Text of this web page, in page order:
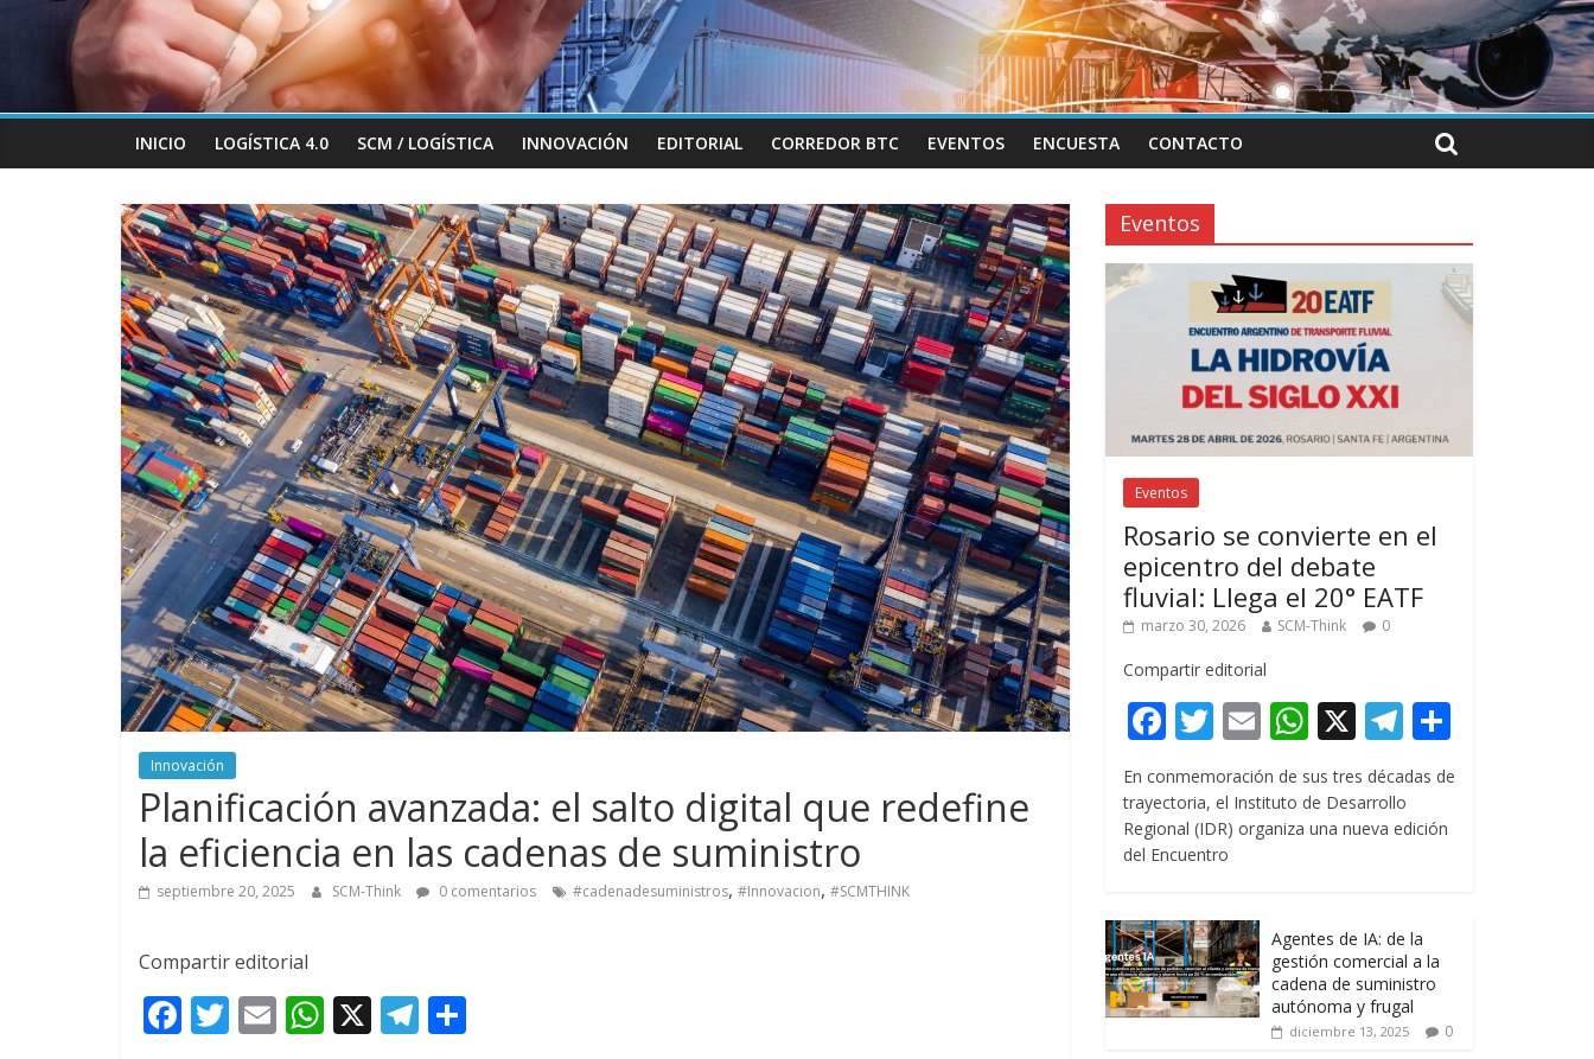
INICIO LOGÍSTICA 4.0 SCM / LOGÍSTICA INNOVACIÓN EDITORIAL CORREDOR BTC EVENTOS ENCUESTA CONTACTO
Innovación
Planificación avanzada: el salto digital que redefine
la eficiencia en las cadenas de suministro
septiembre 20, 2025 SCM-Think 0 comentarios #cadenadesuministros, #Innovacion, #SCMTHINK
Compartir editorial
F T E W X T
Eventos
Eventos
Rosario se convierte en el
epicentro del debate
fluvial: Llega el 20° EATF
marzo 30, 2026 SCM-Think 0
Compartir editorial
F
e
b
o
o
k
T
itt
er
E
m
ai
l
W
at
s
p
X T
el
e
gr
m
En conmemoración de sus tres décadas de
trayectoria, el Instituto de Desarrollo
Regional (IDR) organiza una nueva edición
del Encuentro
Agentes de IA: de la
gestión comercial a la
cadena de suministro
autónoma y frugal
diciembre 13, 2025 0